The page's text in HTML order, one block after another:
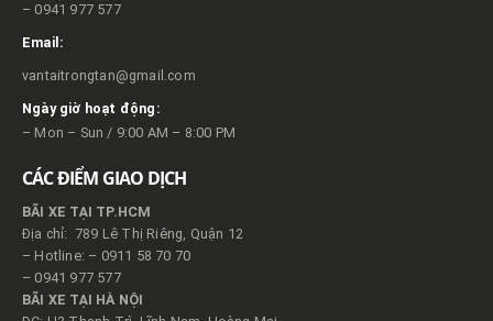
– 0941 977 577
Email:
vantaitrongtan@gmail.com
Ngày giờ hoạt động:
– Mon – Sun / 9:00 AM – 8:00 PM
CÁC ĐIỂM GIAO DỊCH
BÃI XE TẠI TP.HCM
Địa chỉ: 789 Lê Thị Riêng, Quận 12
– Hotline: – 0911 58 70 70
– 0941 977 577
BÃI XE TẠI HÀ NỘI